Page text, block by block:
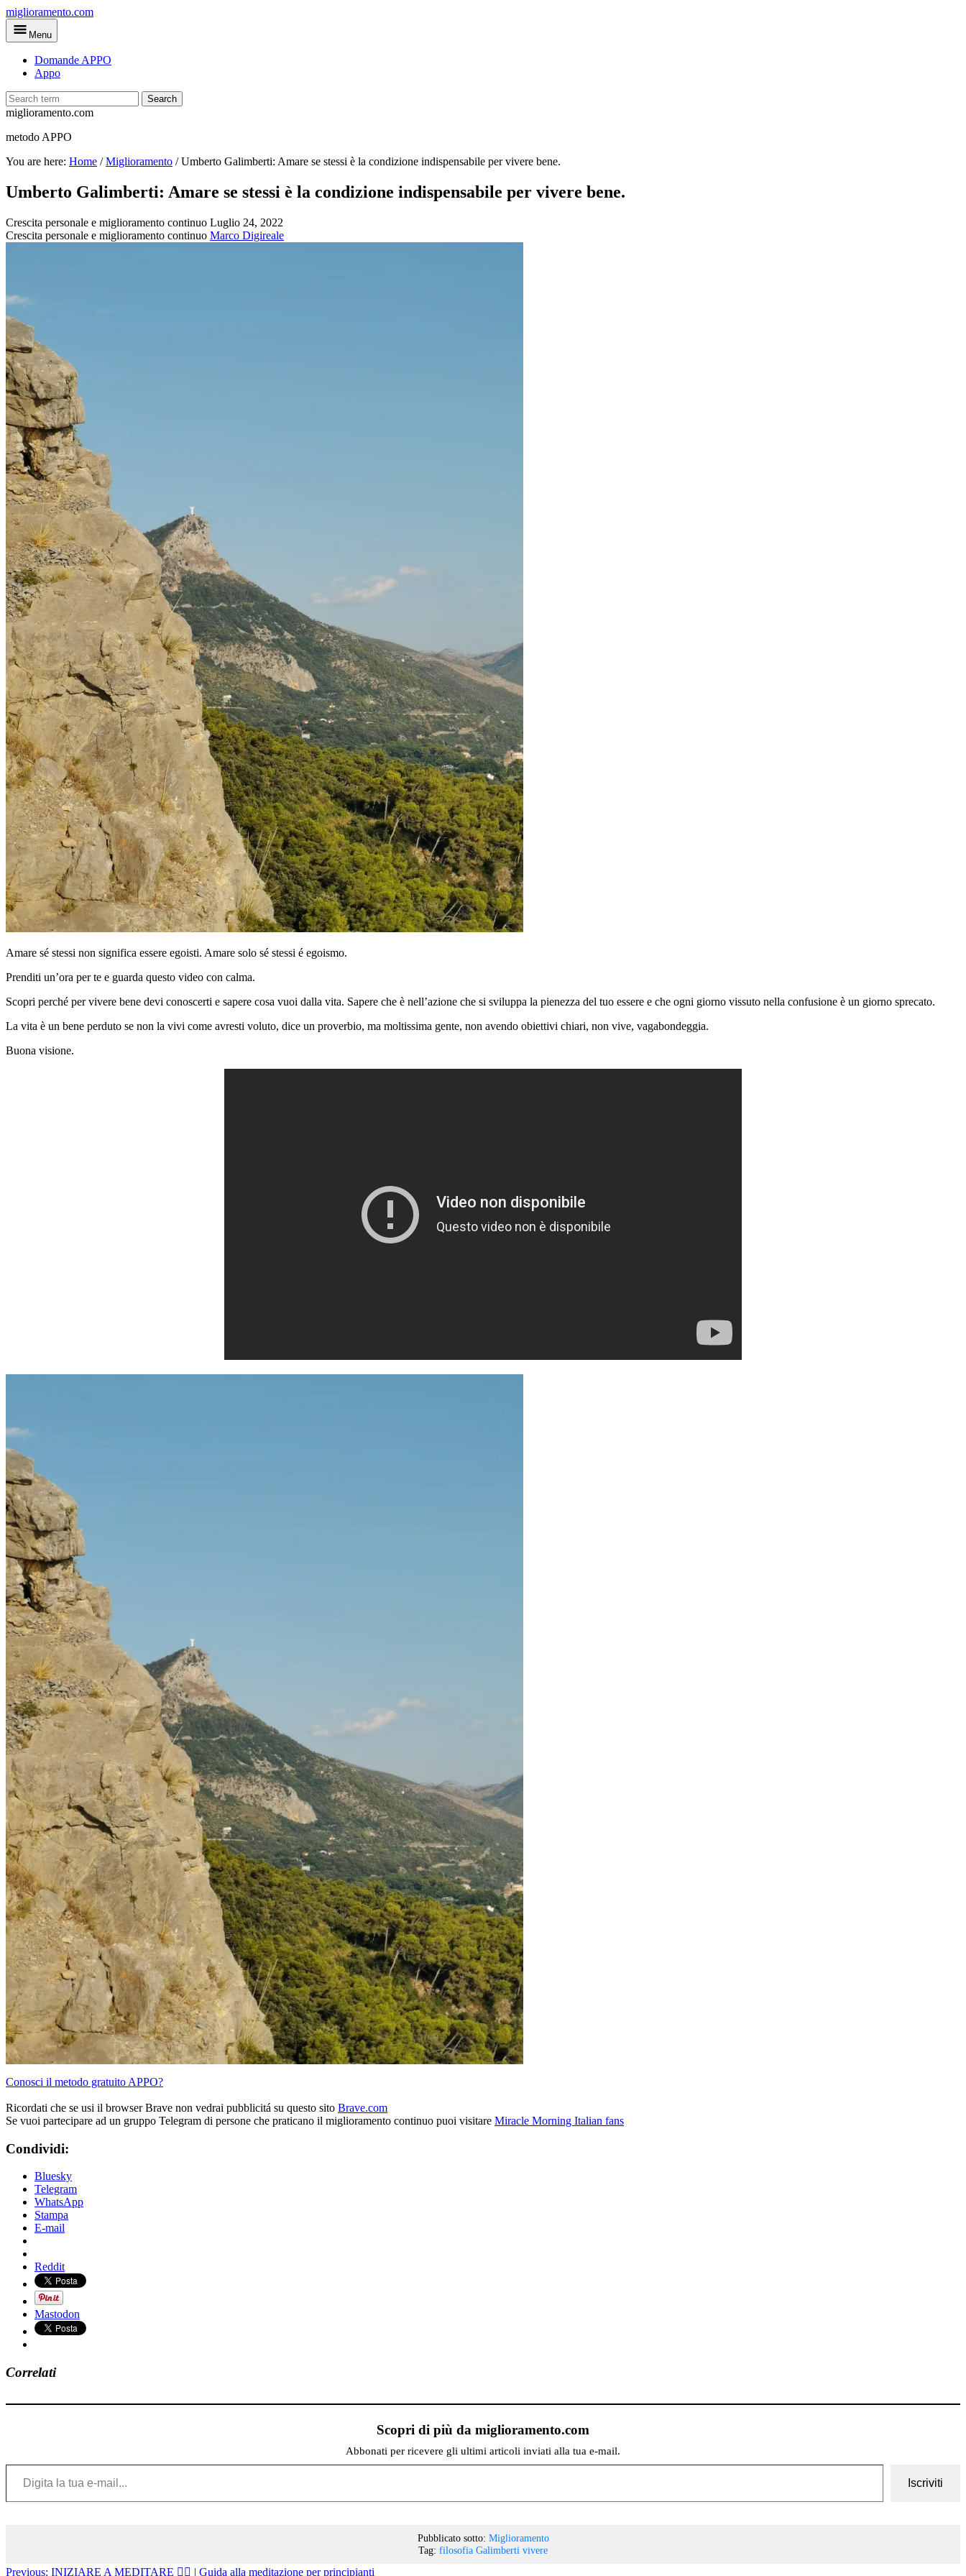
Skip
to
main
miglioramento.com
Menu
Domande APPO
Appo
Search
miglioramento.com
metodo APPO
You are here: Home /Miglioramento /Umberto Galimberti: Amare se stessi è la condizione indispensabile per vivere bene.
Umberto Galimberti: Amare se stessi è la condizione indispensabile per vivere bene.
Crescita personale e miglioramento continuo Luglio 24, 2022
Crescita personale e miglioramento continuo Marco Digireale
Amare sé stessi non significa essere egoisti. Amare solo sé stessi é egoismo.
Prenditi un’ora per te e guarda questo video con calma.
Scopri perché per vivere bene devi conoscerti e sapere cosa vuoi dalla vita. Sapere che è nell’azione che si sviluppa la pienezza del tuo essere e che ogni giorno vissuto nella confusione è un giorno sprecato.
La vita è un bene perduto se non la vivi come avresti voluto, dice un proverbio, ma moltissima gente, non avendo obiettivi chiari, non vive, vagabondeggia.
Buona visione.
Conosci il metodo gratuito APPO?
Ricordati che se usi il browser Brave non vedrai pubblicitá su questo sito Brave.com
Se vuoi partecipare ad un gruppo Telegram di persone che praticano il miglioramento continuo puoi visitare Miracle Morning Italian fans
Condividi:
Bluesky
Telegram
WhatsApp
Stampa
E-mail
Reddit
Mastodon
Correlati
Scopri di più da miglioramento.com
Abbonati per ricevere gli ultimi articoli inviati alla tua e-mail.
Digita la tua e-mail...
Iscriviti
Pubblicato sotto: Miglioramento
Tag: filosofia Galimberti vivere
Previous: INIZIARE A MEDITARE 🧘‍♀️ | Guida alla meditazione per principianti